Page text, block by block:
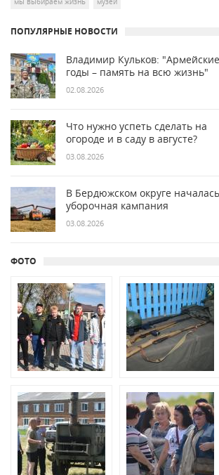
ПОПУЛЯРНЫЕ НОВОСТИ
Владимир Кульков: "Армейские
годы – память на всю жизнь"
02.08.2026
Что нужно успеть сделать на
огороде и в саду в августе?
03.08.2026
В Бердюжском округе началась
уборочная кампания
03.08.2026
ФОТО